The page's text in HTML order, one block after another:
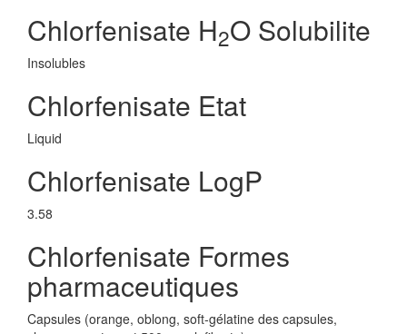
Chlorfenisate H2O Solubilite
Insolubles
Chlorfenisate Etat
Liquid
Chlorfenisate LogP
3.58
Chlorfenisate Formes
pharmaceutiques
Capsules (orange, oblong, soft-gélatine des capsules,